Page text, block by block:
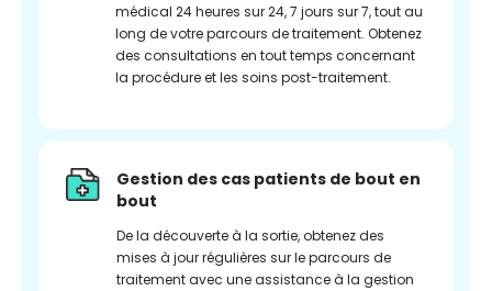
médical 24 heures sur 24, 7 jours sur 7, tout au
long de votre parcours de traitement. Obtenez
des consultations en tout temps concernant
la procédure et les soins post-traitement.
Gestion des cas patients de bout en
bout
De la découverte à la sortie, obtenez des
mises à jour régulières sur le parcours de
traitement avec une assistance à la gestion